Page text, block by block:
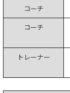
コーチ
コーチ
トレーナー